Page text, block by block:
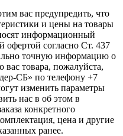
вас предупредить, что
и цены на товары
информационный
офертой согласно Ст. 437
точную информацию о
вас товара, пожалуйста,
СБ» по телефону +7
изменить параметры
нас в об этом в
конкретного
цена и другие
ранее.